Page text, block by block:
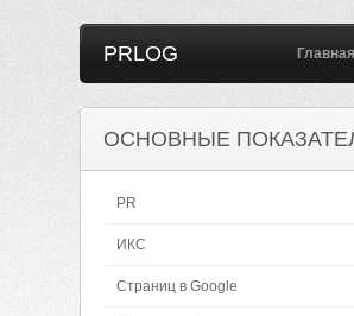
PRLOG Главная
ОСНОВНЫЕ
PR
ИКС
Страниц в Google